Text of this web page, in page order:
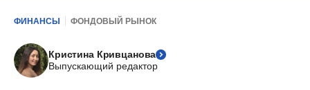
ФИНАНСЫ ФОНДОВЫЙ РЫНОК
Кристина Кривцанова
Выпускающий редактор